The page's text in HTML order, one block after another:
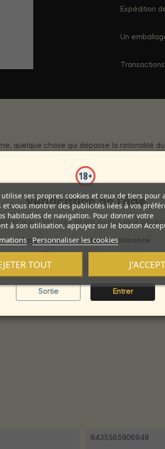
Expédition
Un
quelque chose qui dépasse la rationalité
l'ensemble en termes d'excellence, de
pour les femmes qui veulent se sentir
simplement ... Sublime!
8435565906948
utilise ses propres cookies et ceux de tiers pour
et vous montrer des publicités liées à vos
habitudes de navigation. Pour donner votre
à son utilisation, appuyez sur le bouton
Personnaliser les cookies
TOUT
Vérification de l'âge
que vous avez 18 ans ou plus pour
Saisissez votre date de naissance
Mois
Jour Année
Sortie Entrer